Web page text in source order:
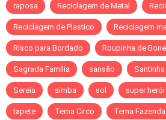
raposa Reciclagem de Metal
Reciclagem de Plastico Reciclagem
Risco para Bordado Roupinha de
Sagrada Família sansão Santinha
Sereia simba sol super herói
tapete Tema Circo Tema Fazenda